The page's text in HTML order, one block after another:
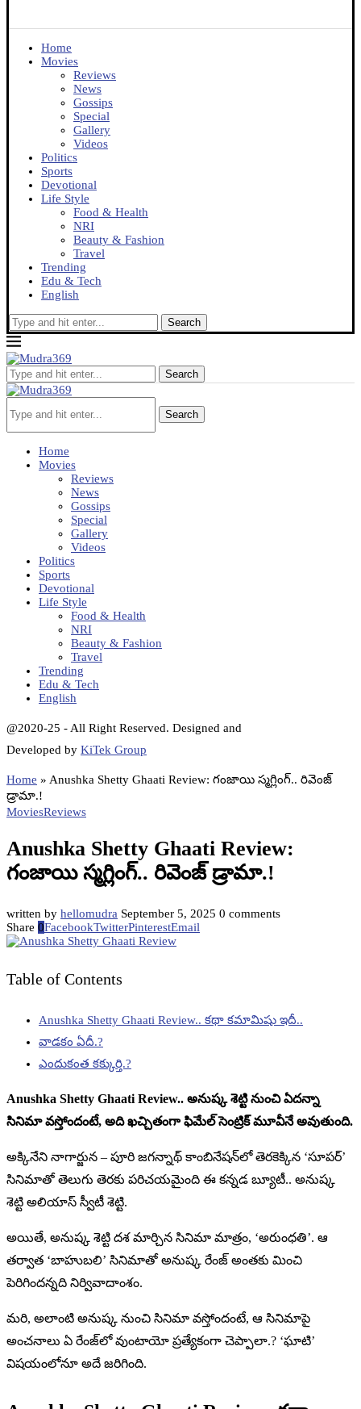
Home
Movies
Reviews
News
Gossips
Special
Gallery
Videos
Politics
Sports
Devotional
Life Style
Food & Health
NRI
Beauty & Fashion
Travel
Trending
Edu & Tech
English
Search
Search
Search
Home
Movies
Reviews
News
Gossips
Special
Gallery
Videos
Politics
Sports
Devotional
Life Style
Food & Health
NRI
Beauty & Fashion
Travel
Trending
Edu & Tech
English
@2020-25 - All Right Reserved. Designed and
Developed by KiTek Group
Home » Anushka Shetty Ghaati Review: గంజాయి స్మగ్లింగ్.. రివెంజ్
డ్రామా.!
MoviesReviews
Anushka Shetty Ghaati Review:
గంజాయి స్మగ్లింగ్.. రివెంజ్ డ్రామా.!
written by hellomudra September 5, 2025 0 comments
Share 0FacebookTwitterPinterestEmail
Table of Contents
Anushka Shetty Ghaati Review.. కథా కమామిషు ఇదీ..
వాడకం ఏదీ.?
ఎందుకంత కక్కుర్తి.?
Anushka Shetty Ghaati Review.. అనుష్క శెట్టి నుంచి ఏదన్నా
సినిమా వస్తోందంటే, అది ఖచ్చితంగా ఫిమేల్ సెంట్రిక్ మూవీనే అవుతుంది.
అక్కినేని నాగార్జున – పూరి జగన్నాథ్ కాంబినేషన్‌లో తెరకెక్కిన ‘సూపర్’
సినిమాతో తెలుగు తెరకు పరిచయమైంది ఈ కన్నడ బ్యూటీ.. అనుష్క
శెట్టి అలియాస్ స్వీటీ శెట్టి.
అయితే, అనుష్క శెట్టి దశ మార్చిన సినిమా మాత్రం, ‘అరుంధతి’. ఆ
తర్వాత ‘బాహుబలి’ సినిమాతో అనుష్క రేంజ్ అంతకు మించి
పెరిగిందన్నది నిర్వివాదాంశం.
మరి, అలాంటి అనుష్క నుంచి సినిమా వస్తోందంటే, ఆ సినిమాపై
అంచనాలు ఏ రేంజ్‌లో వుంటాయో ప్రత్యేకంగా చెప్పాలా.? ‘ఘాటి’
విషయంలోనూ అదే జరిగింది.